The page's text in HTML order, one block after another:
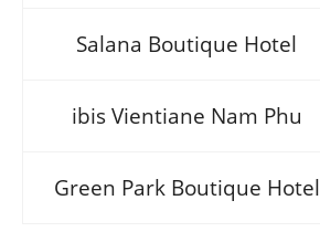
Salana Boutique Hotel
ibis Vientiane Nam Phu
Green Park Boutique Hotel